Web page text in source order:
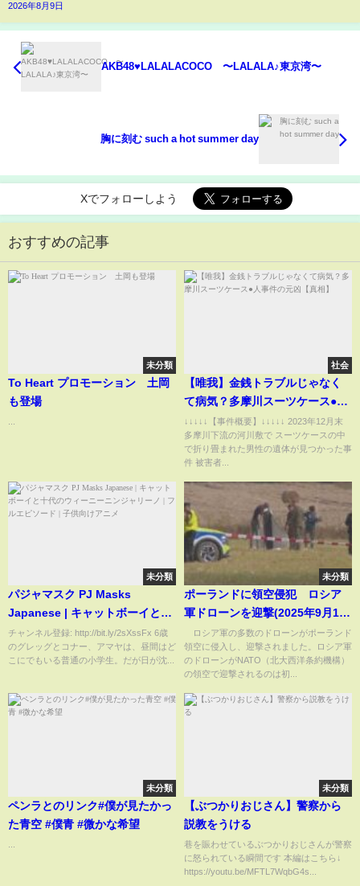
2026年8月9日
AKB48♥LALALACOCO 〜LALALA♪東京湾〜
胸に刻む such a hot summer day
Xでフォローしよう
おすすめの記事
未分類
To Heart プロモーション 土岡
も登場
社会
【唯我】金銭トラブルじゃなく
て病気？多摩川スーツケース●人
事件の元凶【真相】
↓↓↓↓↓【事件概要】↓↓↓↓↓ 2023年12月末
多摩川下流の河川敷で スーツケースの中
で折り畳まれた男性の遺体が見つかった事
件 被害者...
未分類
パジャマスク PJ Masks
Japanese | キャットボーイと十
代のウィーニーニンジャリーノ |
フルエピソード | 子供向けアニメ
チャンネル登録: http://bit.ly/2sXssFx 6歳
のグレッグとコナー、アマヤは、昼間はど
こにでもいる普通の小学生。だが日が沈...
未分類
ポーランドに領空侵犯 ロシア
軍ドローンを迎撃(2025年9月11
日)
ロシア軍の多数のドローンがポーランド
領空に侵入し、迎撃されました。ロシア軍
のドローンがNATO（北大西洋条約機構）
の領空で迎撃されるのは初...
未分類
ペンラとのリンク#僕が見たかっ
た青空 #僕青 #微かな希望
未分類
【ぶつかりおじさん】警察から
説教をうける
巷を賑わせているぶつかりおじさんが警察
に怒られている瞬間です 本編はこちら↓
https://youtu.be/MFTL7WqbG4s...